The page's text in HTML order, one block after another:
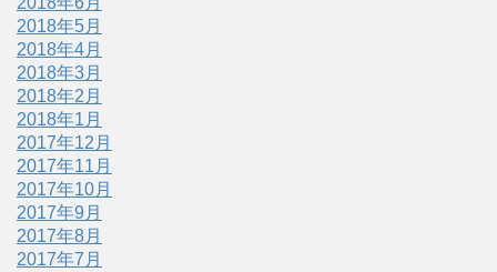
2018年5月
2018年4月
2018年3月
2018年2月
2018年1月
2017年12月
2017年11月
2017年10月
2017年9月
2017年8月
2017年7月